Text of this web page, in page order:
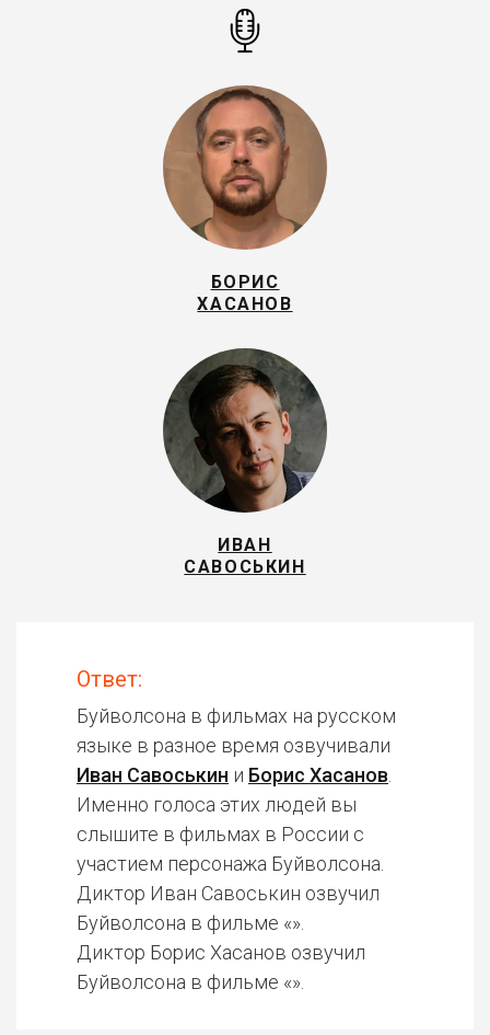
БОРИС
ХАСАНОВ
ИВАН
САВОСЬКИН
Ответ:
Буйволсона в фильмах на русском
языке в разное время озвучивали
Иван Савоськин и Борис Хасанов
Именно голоса этих людей вы
слышите в фильмах в России с
участием персонажа Буйволсона.
Диктор Иван Савоськин озвучил
Буйволсона в фильме «».
Диктор Борис Хасанов озвучил
Буйволсона в фильме «».